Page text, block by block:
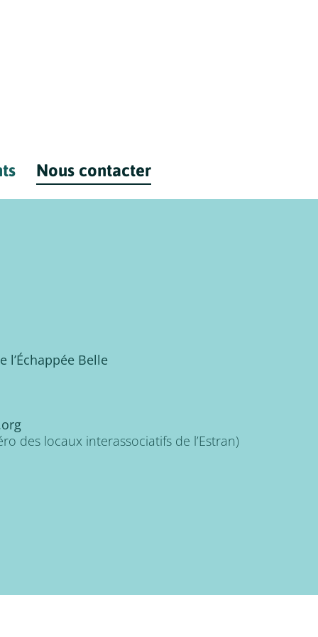
Nous contacter
l’Échappée Belle
des locaux interassociatifs de l’Estran)